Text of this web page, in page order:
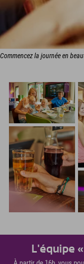
Commencez la journée en
L'équipe